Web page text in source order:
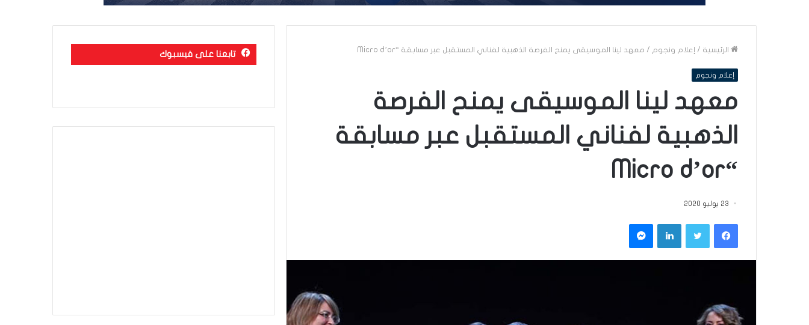
الرئيسية / إعلام ونجوم / معهد لينا الموسيقى يمنح الفرصة الذهبية لفناني المستقبل عبر مسابقة “Micro d’or
إعلام ونجوم
معهد لينا الموسيقى يمنح الفرصة
الذهبية لفناني المستقبل عبر مسابقة
“Micro d’or
23 يوليو 2020
فيسبوكتويتر لينكدإن ماسنجر
تابعنا على فيسبوك